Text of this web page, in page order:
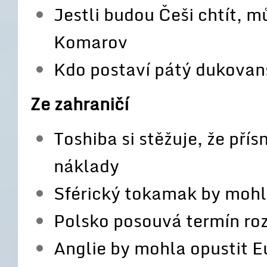
Jestli budou Češi chtít,
Komarov
Kdo postaví pátý
Ze zahraničí
Toshiba si stěžuje, že
náklady
Sférický tokamak by
Polsko posouvá termín
Anglie by mohla opustit